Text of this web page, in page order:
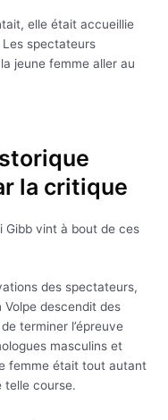
elle était accueillie
Les spectateurs
jeune femme aller au
la critique
Gibb vint à bout de ces
des spectateurs,
descendit des
terminer l’épreuve
masculins et
femme était tout autant
telle course.